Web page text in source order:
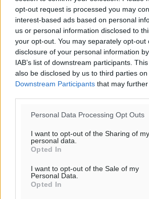
opt-out request is processed you may
interest-based ads based on personal
us or personal information disclosed to
your opt-out. You may separately opt-out
disclosure of your personal information
IAB’s list of downstream participants.
also be disclosed by us to third parties on
Downstream Participants that may
Personal Data Processing Opt Outs
I want to opt-out of the Sharing of my
personal data.
Opted In
I want to opt-out of the Sale of my
Personal Data.
Opted In